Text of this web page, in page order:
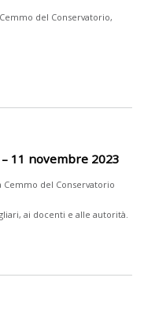
del Conservatorio,
11 novembre 2023
Cemmo del Conservatorio
ai docenti e alle autorità.